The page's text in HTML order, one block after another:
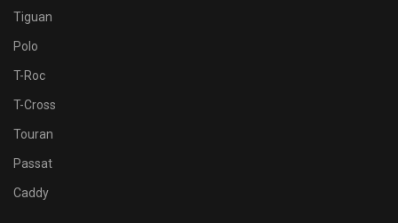
Tiguan
Polo
T-Roc
T-Cross
Touran
Passat
Caddy